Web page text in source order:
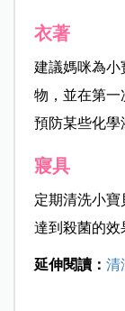
衣著
建議媽咪為小
物，並在第一
預防某些化學
寢具
定期清洗小
達到殺菌的效
延伸閱讀： 清